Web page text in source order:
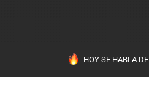
HOY SE HABLA DE